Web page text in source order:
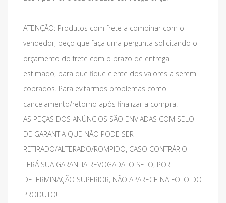
ATENÇÃO: Produtos com frete a combinar com o
vendedor, peço que faça uma pergunta solicitando o
orçamento do frete com o prazo de entrega
estimado, para que fique ciente dos valores a serem
cobrados. Para evitarmos problemas como
cancelamento/retorno após finalizar a compra.
AS PEÇAS DOS ANÚNCIOS SÃO ENVIADAS COM SELO
DE GARANTIA QUE NÃO PODE SER
RETIRADO/ALTERADO/ROMPIDO, CASO CONTRÁRIO
TERÁ SUA GARANTIA REVOGADA! O SELO, POR
DETERMINAÇÃO SUPERIOR, NÃO APARECE NA FOTO DO
PRODUTO!